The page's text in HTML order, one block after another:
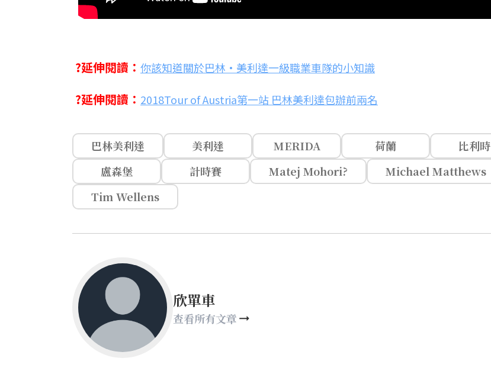
?延伸閱讀： 你該知道關於巴林•美利達一級職業車隊的小知識
?延伸閱讀： 2018Tour of Austria第一站 巴林美利達包辦前兩名
巴林美利達 美利達 MERIDA 荷蘭
比利時
盧森堡
計時賽 Matej Mohori?
Michael Matthews
Tim Wellens
欣單車
查看所有文章